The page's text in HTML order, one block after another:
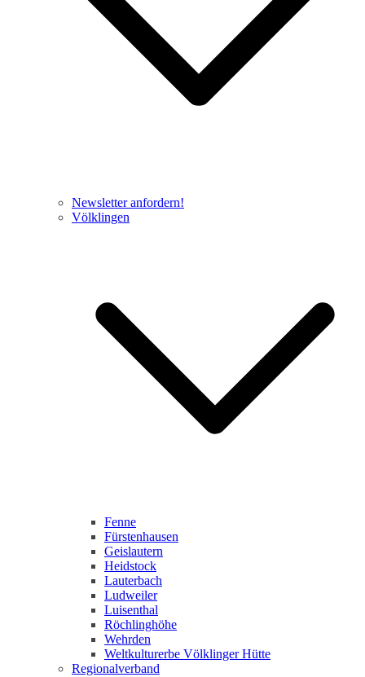
Newsletter anfordern!
Völklingen
Fenne
Fürstenhausen
Geislautern
Heidstock
Lauterbach
Ludweiler
Luisenthal
Röchlinghöhe
Wehrden
Weltkulturerbe Völklinger Hütte
Regionalverband